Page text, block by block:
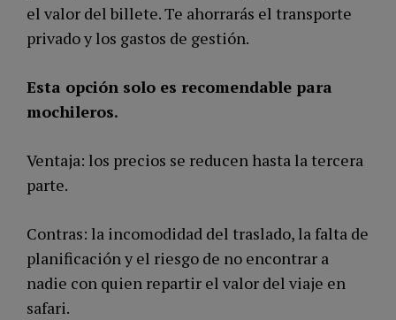
el valor del billete. Te ahorrarás el transporte
privado y los gastos de gestión.
Esta opción solo es recomendable para
mochileros.
Ventaja: los precios se reducen hasta la tercera
parte.
Contras: la incomodidad del traslado, la falta de
planificación y el riesgo de no encontrar a
nadie con quien repartir el valor del viaje en
safari.